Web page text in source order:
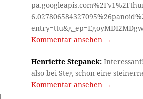
Kommentar ansehen →
Henriette Stepanek:
also bei Steg schon eine
Kommentar ansehen →